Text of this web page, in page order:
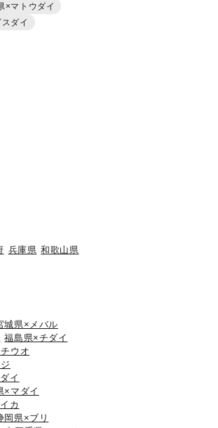
×マトウダイ
ダイ
兵庫県 和歌山県
城県×メバル
福島県×チダイ
ウオ
イ
×マダイ
カ
岡県×ブリ